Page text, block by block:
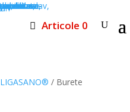
Articole 0
LIGASANO® / Burete